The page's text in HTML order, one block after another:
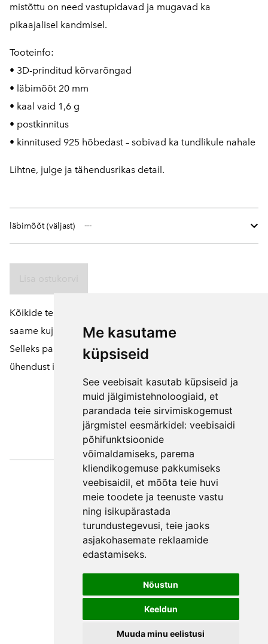
Me kasutame
küpsiseid
See veebisait kasutab küpsiseid ja
muid jälgimistehnoloogiaid, et
parandada teie sirvimiskogemust
järgmistel eesmärkidel: veebisaidi
põhifunktsioonide
võimaldamiseks, parema
kliendikogemuse pakkumiseks
veebisaidil, et mõõta teie huvi
meie toodete ja teenuste vastu
ning isikupärastada
turundustegevusi, teie jaoks
asjakohasemate reklaamide
edastamiseks.
Nõustun
Keeldun
Muuda minu eelistusi
mistõttu on need vastupidavad ja mugavad ka
pikaajalisel kandmisel.
Tooteinfo:
• 3D-prinditud kõrvarõngad
• läbimõõt 20 mm
• kaal vaid 1,6 g
• postkinnitus
• kinnitused 925 hõbedast – sobivad ka tundlikule nahale
Lihtne, julge ja tähendusrikas detail.
läbimõõt (väljast)
Kõikide tellitavate toodete suuruseid ja värve
saame kujundada vastavalt soovile.
Selleks palume võtta meiega enne tellimuse vormistamist
ühendust info@pikupuu.ee
Väljaotsa
konsultatsioonid
OÜ
Telefon +372 550
2750
E-post
Üldtingimused
Privaatsuspoliitika